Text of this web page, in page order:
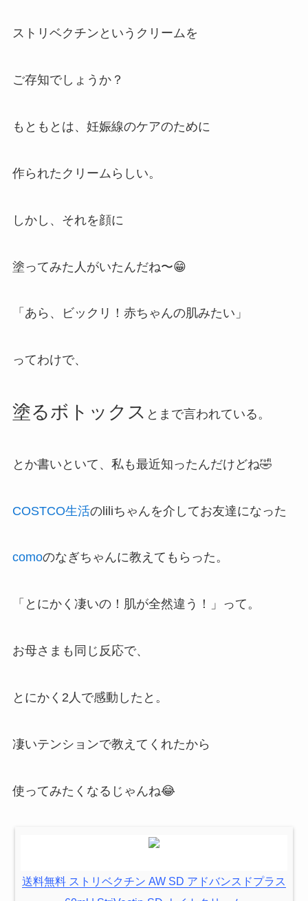
ストリベクチンというクリームを
ご存知でしょうか？
もともとは、妊娠線のケアのために
作られたクリームらしい。
しかし、それを顔に
塗ってみた人がいたんだね〜😁
「あら、ビックリ！赤ちゃんの肌みたい」
ってわけで、
塗るボトックス とまで言われている。
とか書いといて、私も最近知ったんだけどね🤣
COSTCO生活のliliちゃんを介してお友達になった
comoのなぎちゃんに教えてもらった。
「とにかく凄いの！肌が全然違う！」って。
お母さまも同じ反応で、
とにかく2人で感動したと。
凄いテンションで教えてくれたから
使ってみたくなるじゃんね😂
送料無料 ストリベクチン AW SD アドバンスドプラス